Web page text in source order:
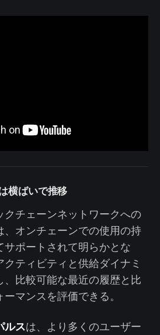
横ばいで推移
チェーンネットワークへの
、オンチェーンでの使用の持
ポートされて明らかとな
ティビティと供給ダイナミ
、比較可能な最近の履歴と比
マンスを評価できる。
ルスは、より多くのユーザー